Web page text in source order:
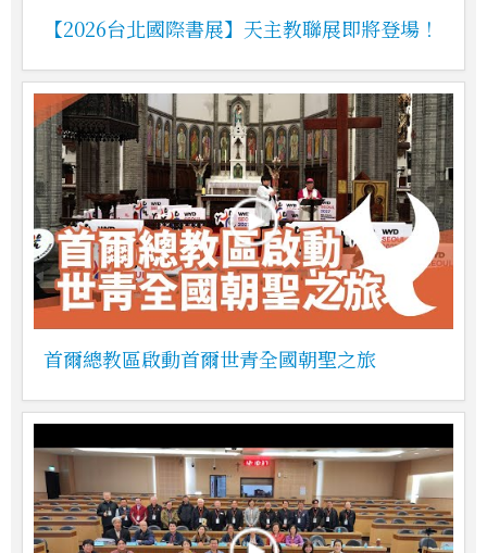
【2026台北國際書展】天主教聯展即將登場！
首爾總教區啟動首爾世青全國朝聖之旅